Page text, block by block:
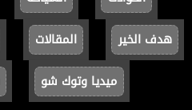
هدف الخير
المقالات
ميديا وتوك شو